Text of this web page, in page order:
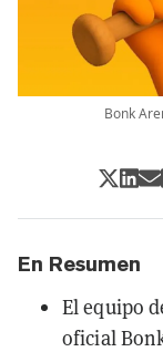
Bonk
En Resumen
El equipo
oficial